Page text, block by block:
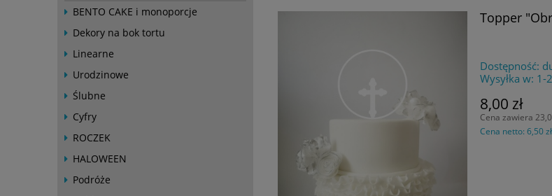
BENTO CAKE i monoporcje
Dekory na bok tortu
Linearne
Urodzinowe
Ślubne
Cyfry
ROCZEK
HALOWEEN
Podróże
Topper
Dostępność:
Wysyłka w: 1-
8,00 zł
Cena zawiera
Cena netto:6,50 zł